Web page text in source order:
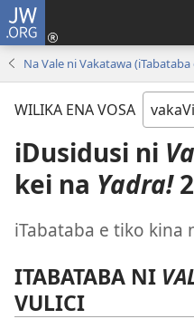
JW.ORG
Na Vale ni Vakatawa
WILIKA ENA VOSA
iDusidusi ni
kei na Yadra!
iTabataba e tiko kina
ITABATABA NI
VULICI